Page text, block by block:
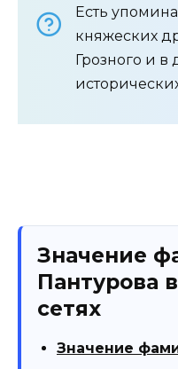
Есть
княжеских
Грозного и в
Значение
Пантурова
сетях
Значение